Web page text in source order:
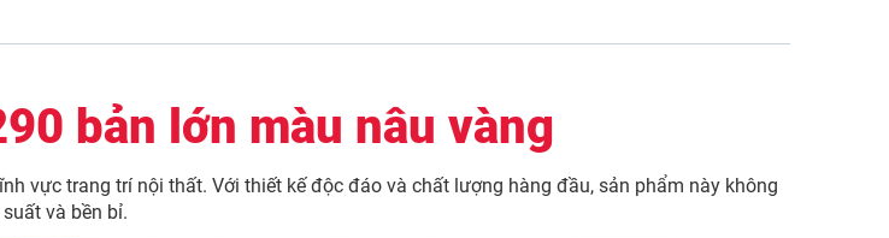
bản lớn màu nâu vàng
vực trang trí nội thất. Với thiết kế độc đáo và chất lượng hàng đầu, sản phẩm này không
và bền bỉ.